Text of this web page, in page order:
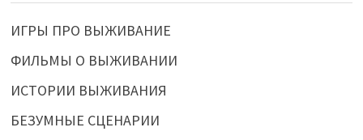
ИГРЫ ПРО ВЫЖИВАНИЕ
ФИЛЬМЫ О ВЫЖИВАНИИ
ИСТОРИИ ВЫЖИВАНИЯ
БЕЗУМНЫЕ СЦЕНАРИИ